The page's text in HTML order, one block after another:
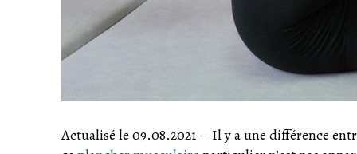
Actualisé le 09.08.2021 – Il y a une différence